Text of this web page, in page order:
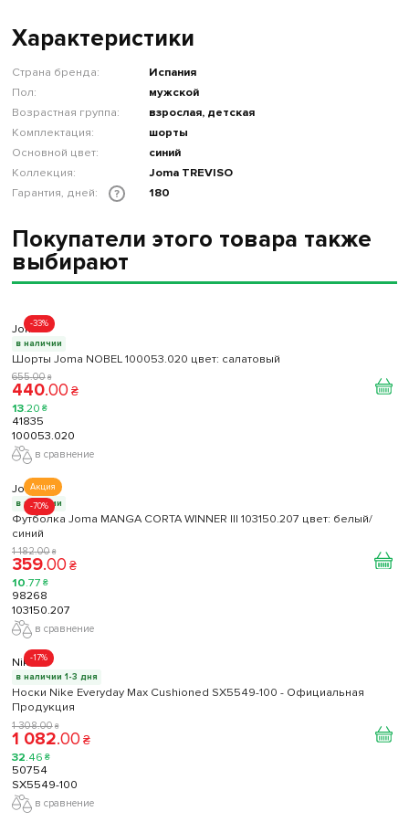
Характеристики
Страна бренда:
Испания
Пол:
мужской
Возрастная группа:
взрослая, детская
Комплектация:
шорты
Основной цвет:
синий
Коллекция:
Joma TREVISO
Гарантия, дней:
? 180
Покупатели этого товара также
выбирают
-33%
Joma
в наличии
Шорты Joma NOBEL 100053.020 цвет: салатовый
655.00 ₴
440.00 ₴
13.20 ₴
41835
100053.020
в сравнение
Акция
-70%
Joma
в наличии
Футболка Joma MANGA CORTA WINNER III 103150.207 цвет: белый/
синий
1 182.00 ₴
359.00 ₴
10.77 ₴
98268
103150.207
в сравнение
-17%
Nike
в наличии 1-3 дня
Носки Nike Everyday Max Cushioned SX5549-100 - Официальная
Продукция
1 308.00 ₴
1 082.00 ₴
32.46 ₴
50754
SX5549-100
в сравнение